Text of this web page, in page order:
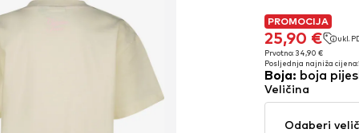
PROMOCIJA
25,90 €
ukl.
Prvotno: 34,90 €
Posljednja najniža cijena:
PROMOCIJA
25,90 €
Prvotno: 34,90 €
Posljednja najniža cijena:
Boja: boja
Veličina
Odaberi